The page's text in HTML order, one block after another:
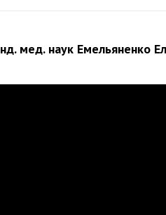
мед. наук Емельяненко